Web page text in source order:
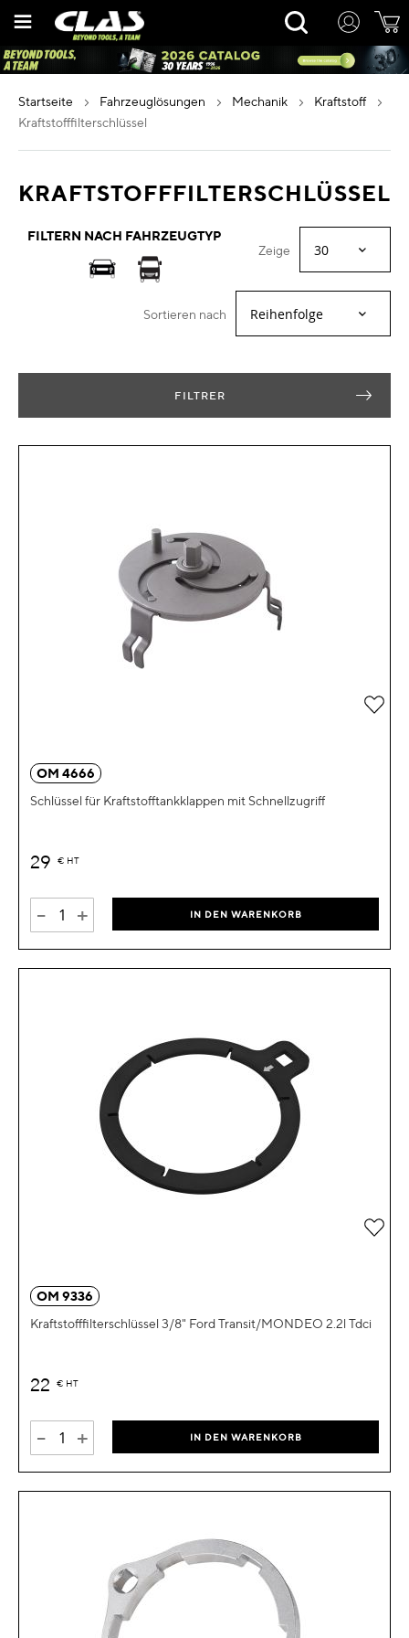
Inhalt
Rechercher
startseite fahrzeuglösungen mechanik
kraftstoff
kraftstofffilterschlüssel
KRAFTSTOFFFILTERSCHLÜSSEL
FILTERN NACH FAHRZEUGTYP
Zeige
Sortieren nach
FILTRER
OM 4666
Schlüssel für Kraftstofftankklappen mit Schnellzugriff
29 € HT
- + IN DEN WARENKORB
Zur
OM 9336
Kraftstofffilterschlüssel 3/8" Ford Transit/MONDEO 2.2l Tdci
22 € HT
- + IN DEN WARENKORB
Zur